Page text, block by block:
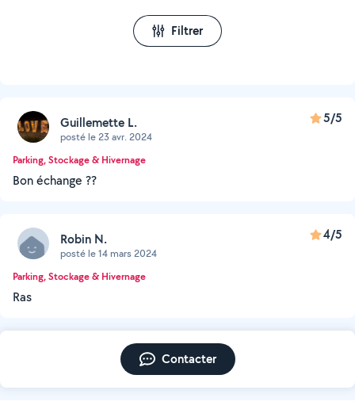
Filtrer
Guillemette L.
posté le 23 avr. 2024
5/5
Parking, Stockage & Hivernage
Bon échange ??
Robin N.
posté le 14 mars 2024
4/5
Parking, Stockage & Hivernage
Ras
Contacter